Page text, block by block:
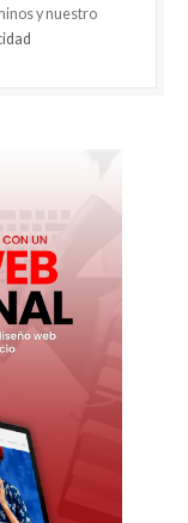
y nuestro